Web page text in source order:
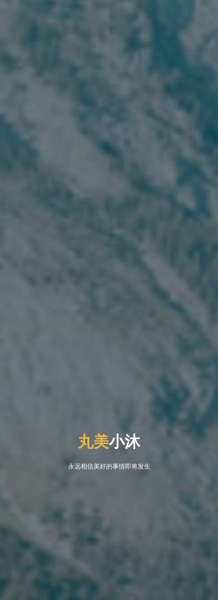
丸美小小沐
永远相信美好的事情即将发生